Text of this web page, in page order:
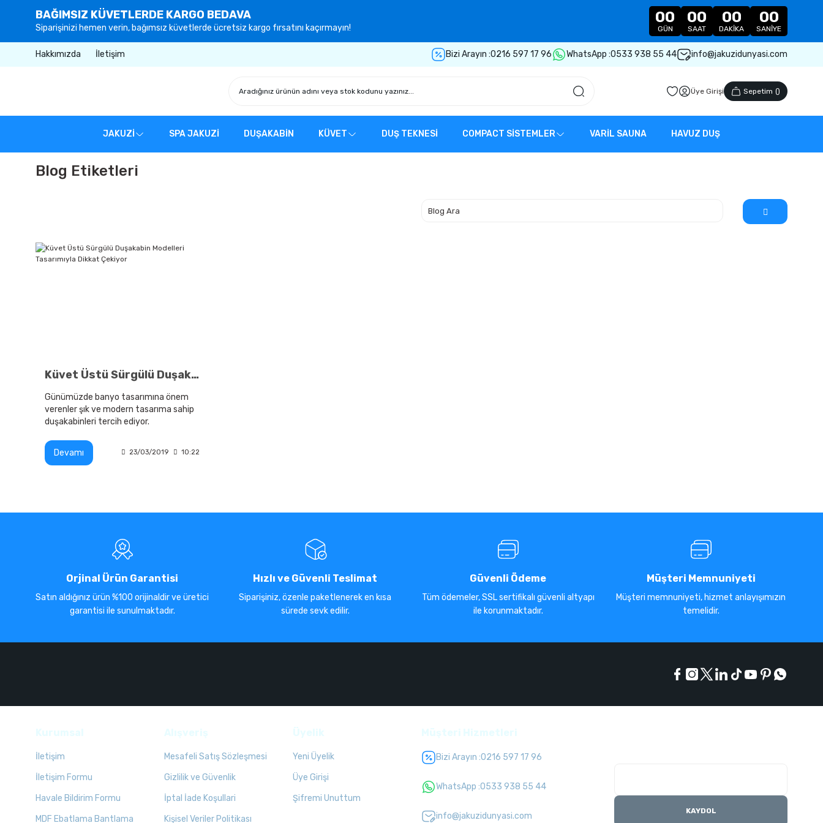
BAĞIMSIZ KÜVETLERDE KARGO BEDAVA
Siparişinizi hemen verin, bağımsız küvetlerde ücretsiz kargo fırsatını kaçırmayın!
00
GÜN
00
SAAT
00
DAKIKA
00
SANIYE
Hakkımızda İletişim Bizi Arayın :0216 597 17 96 WhatsApp :0533 938 55 44 info@jakuzidunyasi.com
Üye Girişi Sepetim ()
JAKUZİ SPA JAKUZİ DUŞAKABİN KÜVET DUŞ TEKNESİ COMPACT SİSTEMLER VARİL SAUNA HAVUZ DUŞ
Blog Etiketleri
Küvet Üstü Sürgülü Duşakabin Modelleri Tasarımıyla Dikkat Çekiyor
Günümüzde banyo tasarımına önem
verenler şık ve modern tasarıma sahip
duşakabinleri tercih ediyor.
Devamı 23/03/2019 10:22
Orjinal Ürün Garantisi
Satın aldığınız ürün %100 orijinaldir ve üretici
garantisi ile sunulmaktadır.
Hızlı ve Güvenli Teslimat
Siparişiniz, özenle paketlenerek en kısa
sürede sevk edilir.
Güvenli Ödeme
Tüm ödemeler, SSL sertifikalı güvenli altyapı
ile korunmaktadır.
Müşteri Memnuniyeti
Müşteri memnuniyeti, hizmet anlayışımızın
temelidir.
İletişim
İletişim Formu
Havale Bildirim Formu
MDF Ebatlama Bantlama
Mesafeli Satış Sözleşmesi
Gizlilik ve Güvenlik
İptal İade Koşullari
Kişisel Veriler Politikası
Yeni Üyelik
Üye Girişi
Şifremi Unuttum
Bizi Arayın :0216 597 17 96
WhatsApp :0533 938 55 44
info@jakuzidunyasi.com KAYDOL